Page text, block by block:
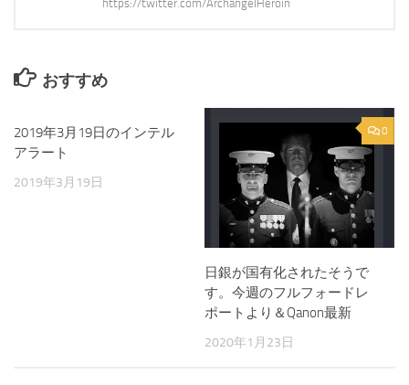
https://twitter.com/ArchangelHeroin
おすすめ
2019年3月19日のインテル
アラート
2019年3月19日
0
日銀が国有化されたそうで
す。今週のフルフォードレ
ポートより＆Qanon最新
2020年1月23日